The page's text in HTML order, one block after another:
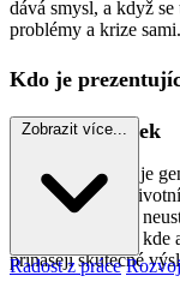
dává smysl, a když
problémy a krize sami.
Kdo je
Anna Szymanek
Anna Szymanek je
republika a
vášeň pro sport a
zaměřené na lidi,
přinášejí skutečné
Zobrazit více...
Radost z práce